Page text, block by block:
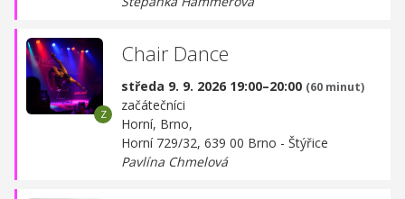
Chair Dance
středa 9. 9. 2026 19:00–20:00 (60 minut)
začátečníci
Horní, Brno,
Horní 729/32, 639 00 Brno - Štýřice
Pavlína Chmelová